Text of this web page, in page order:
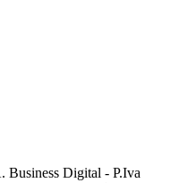
Business Digital - P.Iva